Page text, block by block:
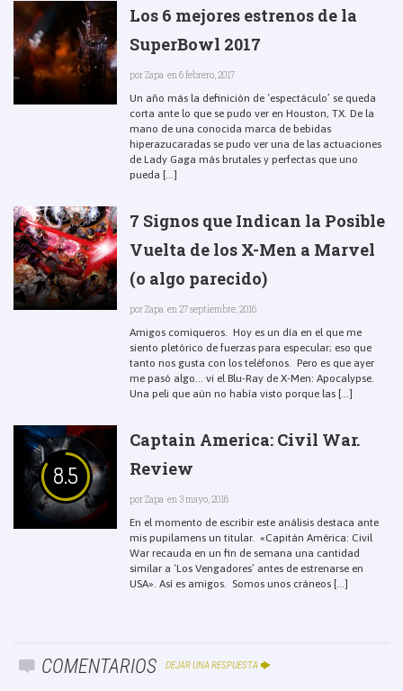
Los 6 mejores estrenos de la
SuperBowl 2017
porZapa en 6 febrero, 2017
Un año más la definición de ‘espectáculo’ se queda
corta ante lo que se pudo ver en Houston, TX. De la
mano de una conocida marca de bebidas
hiperazucaradas se pudo ver una de las actuaciones
de Lady Gaga más brutales y perfectas que uno
pueda [...]
7 Signos que Indican la Posible
Vuelta de los X-Men a Marvel
(o algo parecido)
porZapa en 27 septiembre, 2016
Amigos comiqueros. Hoy es un día en el que me
siento pletórico de fuerzas para especular; eso que
tanto nos gusta con los teléfonos. Pero es que ayer
me pasó algo… vi el Blu-Ray de X-Men: Apocalypse.
Una peli que aún no había visto porque las [...]
8.5
Captain America: Civil War.
Review
porZapa en 3 mayo, 2016
En el momento de escribir este análisis destaca ante
mis pupilamens un titular. «Capitán América: Civil
War recauda en un fin de semana una cantidad
similar a ‘Los Vengadores’ antes de estrenarse en
USA». Así es amigos. Somos unos cráneos [...]
COMENTARIOS DEJAR UNA RESPUESTA